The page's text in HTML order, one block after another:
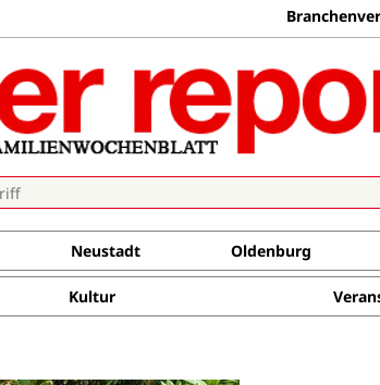
Neustadt Oldenburg
Kultur